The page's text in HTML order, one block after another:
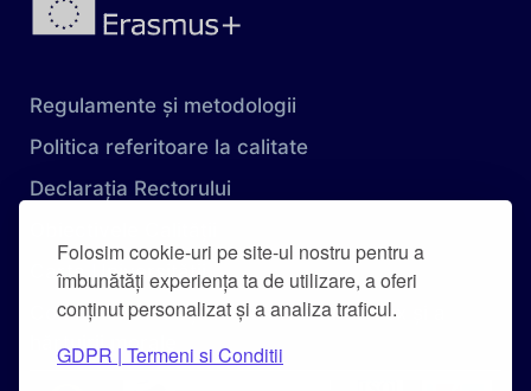
Folosim cookie-uri pe site-ul nostru pentru a
îmbunătăți experiența ta de utilizare, a oferi
conținut personalizat și a analiza traficul.
GDPR | Termeni si Conditii
Regulamente și metodologii
Politica referitoare la calitate
Declarația Rectorului
Carta Universității
Combaterea hărțuirii pe criteriu de sex și a